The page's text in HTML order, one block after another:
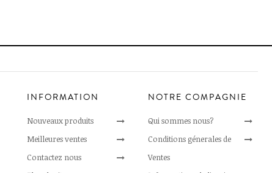
INFORMATION
Nouveaux produits
Meilleures ventes
Contactez nous
NOTRE COMPAGNIE
Qui sommes nous?
Conditions génerales de
Ventes